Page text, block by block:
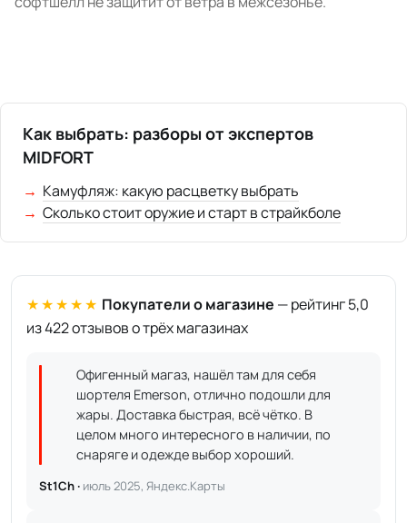
Как выбрать: разборы от экспертов
MIDFORT
Камуфляж: какую расцветку выбрать
Сколько стоит оружие и старт в страйкболе
★★★★★ Покупатели о магазине — рейтинг 5,0
из 422 отзывов о трёх магазинах
Офигенный магаз, нашёл там для себя
шортеля Emerson, отлично подошли для
жары. Доставка быстрая, всё чётко. В
целом много интересного в наличии, по
снаряге и одежде выбор хороший.
St1Ch · июль 2025, Яндекс.Карты